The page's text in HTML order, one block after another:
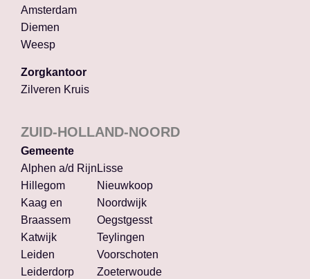
Amsterdam
Diemen
Weesp
Zorgkantoor
Zilveren Kruis
ZUID-HOLLAND-NOORD
Gemeente
Alphen a/d Rijn
Hillegom
Kaag en
Braassem
Katwijk
Leiden
Leiderdorp
Lisse
Nieuwkoop
Noordwijk
Oegstgesst
Teylingen
Voorschoten
Zoeterwoude